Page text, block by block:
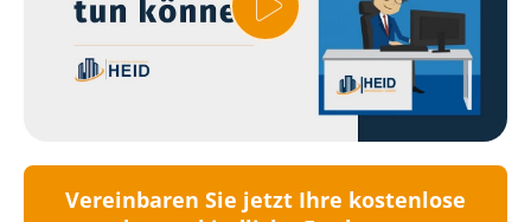
Vereinbaren Sie jetzt Ihre kostenlose